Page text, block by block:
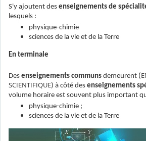
S'y ajoutent des enseignements de
lesquels :
physique-chimie
sciences de la vie et de la Terre
En terminale
Des enseignements communs demeurent (
SCIENTIFIQUE) à côté des enseignements
volume horaire est souvent plus important
physique-chimie ;
sciences de la vie et de la Terre